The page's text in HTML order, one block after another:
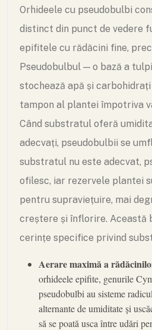
Orhideele cu pseudobulbi
distinct din punct de vedere
epifitele cu rădăcini fine,
Pseudobulbul — o bază a
stochează apă și
tampon al plantei împotriva
Când substratul oferă
adecvați, pseudobulbii se
substratul nu este adecvat,
ofilesc, iar rezervele plantei
pentru supraviețuire, mai
creștere și înflorire. Această
cerințe specifice privind
Aerare maximă a
orhideele epifite, genurile
pseudobulbi au sisteme
alternante de umiditate și
să se poată usca între udări